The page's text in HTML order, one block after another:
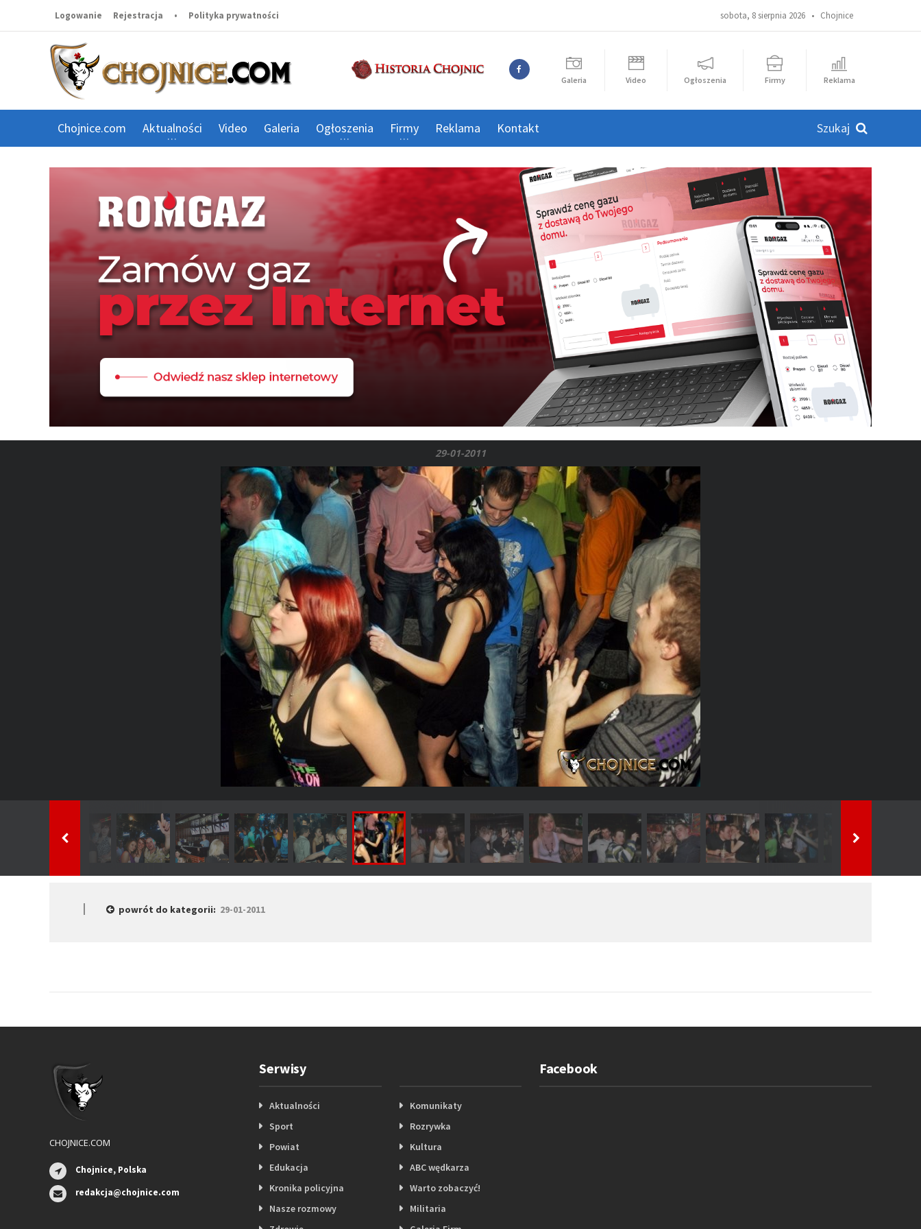
sobota, 8 sierpnia 2026 • Chojnice
Logowanie Rejestracja • Polityka prywatności
Galeria Video Ogłoszenia Firmy Reklama
Chojnice.com Aktualności Video Galeria Ogłoszenia Firmy Reklama Kontakt
29-01-2011
powrót do kategorii: 29-01-2011
CHOJNICE.COM
Chojnice, Polska
redakcja@chojnice.com
Serwisy
Aktualności
Sport
Powiat
Edukacja
Kronika policyjna
Nasze rozmowy
Komunikaty
Rozrywka
Kultura
ABC wędkarza
Warto zobaczyć!
Militaria
Facebook